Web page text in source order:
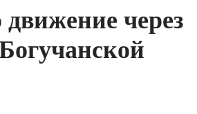
через